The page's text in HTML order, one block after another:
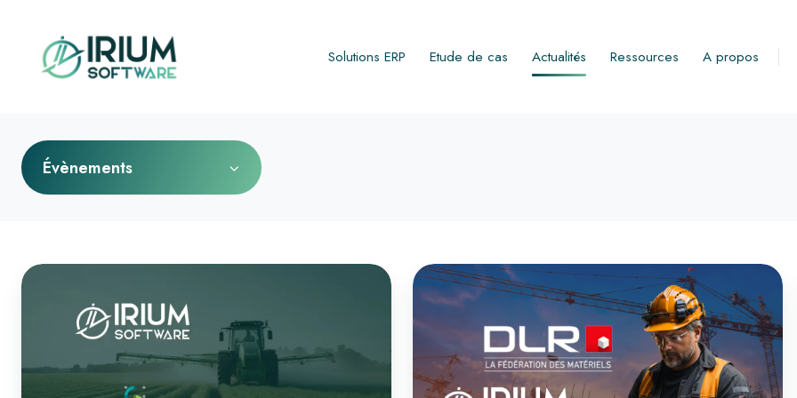
Solutions ERP Etude de cas Actualités Ressources A propos
Évènements
IRIUM
SOFTWARE
SEDIMA’S
IRIUM
SOFTWARE
au
Congrès
DLR